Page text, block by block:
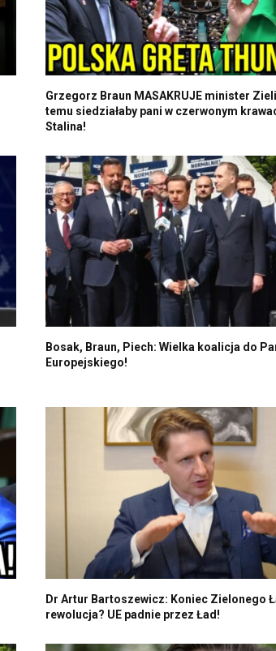
Grzegorz Braun MASAKRUJE minister
temu siedziałaby pani w czerwonym
Stalina!
Bosak, Braun, Piech: Wielka koalicja do
Europejskiego!
Dr Artur Bartoszewicz: Koniec Zielonego
rewolucja? UE padnie przez Ład!